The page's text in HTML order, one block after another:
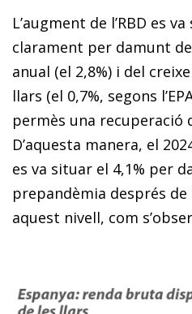
L’augment de l’RBD es
clarament per damunt
anual (el 2,8%) i del
llars (el 0,7%, segons
permès una recuperació
D’aquesta manera, el
es va situar el 4,1% per
prepandèmia després
aquest nivell, com